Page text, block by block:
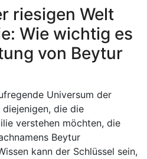
riesigen Welt
Wie wichtig es
von Beytur
Universum der
die die
verstehen möchten, die
Beytur
kann der Schlüssel sein,